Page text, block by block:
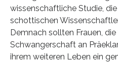
wissenschaftliche Studie,
schottischen
Demnach sollten Frauen,
Schwangerschaft an
ihrem weiteren Leben ein